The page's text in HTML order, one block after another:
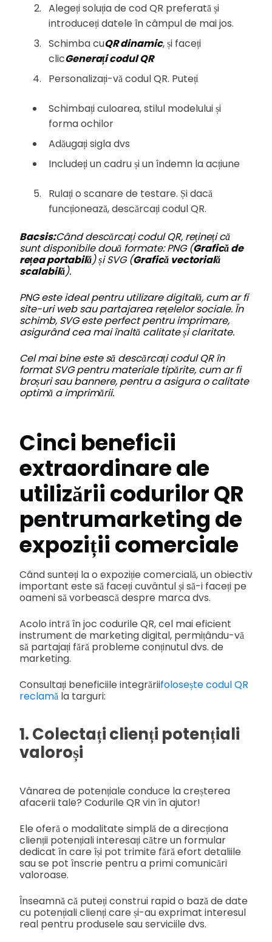
Alegeți soluția de cod QR preferată și
introduceți datele în câmpul de mai jos.
Schimba cuQR dinamic, și faceți
clicGenerați codul QR
Personalizați-vă codul QR. Puteți
Schimbați culoarea, stilul modelului și
forma ochilor
Adăugați sigla dvs
Includeți un cadru și un îndemn la acțiune
Rulați o scanare de testare. Și dacă
funcționează, descărcați codul QR.
Bacsis:Când descărcați codul QR, rețineți că
sunt disponibile două formate: PNG (Grafică de
rețea portabilă) și SVG (Grafică vectorială
scalabilă).
PNG este ideal pentru utilizare digitală, cum ar fi
site-uri web sau partajarea rețelelor sociale. În
schimb, SVG este perfect pentru imprimare,
asigurând cea mai înaltă calitate și claritate.
Cel mai bine este să descărcați codul QR în
format SVG pentru materiale tipărite, cum ar fi
broșuri sau bannere, pentru a asigura o calitate
optimă a imprimării.
Cinci beneficii
extraordinare ale
utilizării codurilor QR
pentrumarketing de
expoziții comerciale
Când sunteți la o expoziție comercială, un obiectiv
important este să faceți cuvântul și să-i faceți pe
oameni să vorbească despre marca dvs.
Acolo intră în joc codurile QR, cel mai eficient
instrument de marketing digital, permițându-vă
să partajați fără probleme conținutul dvs. de
marketing.
Consultați beneficiile integrăriifolosește codul QR
reclamă la targuri:
1. Colectați clienți potențiali
valoroși
Vânarea de potențiale conduce la creșterea
afacerii tale? Codurile QR vin în ajutor!
Ele oferă o modalitate simplă de a direcționa
clienții potențiali interesați către un formular
dedicat în care își pot trimite fără efort detaliile
sau se pot înscrie pentru a primi comunicări
valoroase.
Înseamnă că puteți construi rapid o bază de date
cu potențiali clienți care și-au exprimat interesul
real pentru produsele sau serviciile dvs.